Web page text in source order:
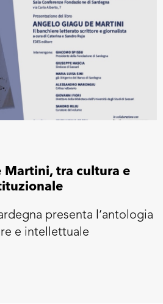
Martini, tra cultura e
presenta l’antologia
e intellettuale